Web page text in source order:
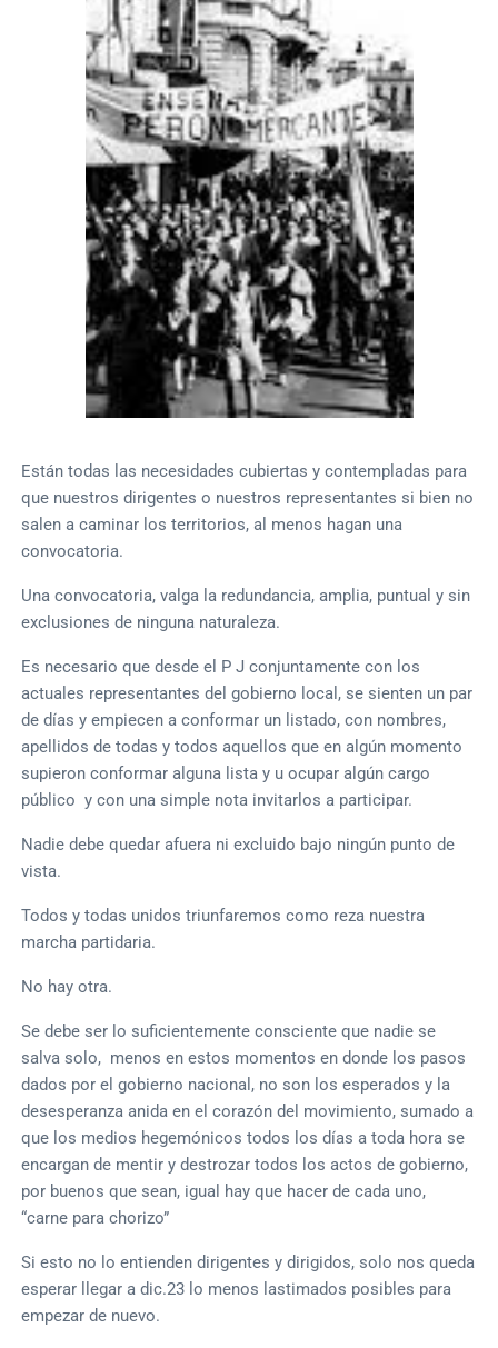
Están todas las necesidades cubiertas y contempladas para
que nuestros dirigentes o nuestros representantes si bien no
salen a caminar los territorios, al menos hagan una
convocatoria.
Una convocatoria, valga la redundancia, amplia, puntual y sin
exclusiones de ninguna naturaleza.
Es necesario que desde el P J conjuntamente con los
actuales representantes del gobierno local, se sienten un par
de días y empiecen a conformar un listado, con nombres,
apellidos de todas y todos aquellos que en algún momento
supieron conformar alguna lista y u ocupar algún cargo
público y con una simple nota invitarlos a participar.
Nadie debe quedar afuera ni excluido bajo ningún punto de
vista.
Todos y todas unidos triunfaremos como reza nuestra
marcha partidaria.
No hay otra.
Se debe ser lo suficientemente consciente que nadie se
salva solo, menos en estos momentos en donde los pasos
dados por el gobierno nacional, no son los esperados y la
desesperanza anida en el corazón del movimiento, sumado a
que los medios hegemónicos todos los días a toda hora se
encargan de mentir y destrozar todos los actos de gobierno,
por buenos que sean, igual hay que hacer de cada uno,
“carne para chorizo”
Si esto no lo entienden dirigentes y dirigidos, solo nos queda
esperar llegar a dic.23 lo menos lastimados posibles para
empezar de nuevo.